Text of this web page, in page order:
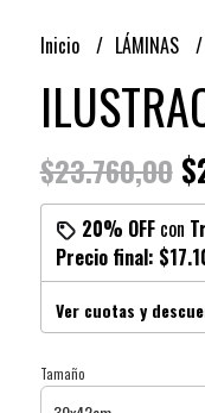
Inicio LÁMINAS
$23.760,00
20% OFFcon
Precio final:
Ver cuotas y
Tamaño